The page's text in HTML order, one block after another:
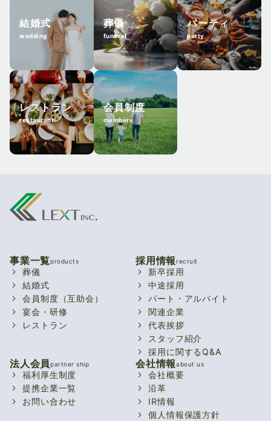
〒465-0058 名古屋市名東区貴船2-704
TEL 052-709-0004
愛昇殿レクストの杜 小幡
〒463-0011 名古屋市守山区小幡5-1-36
TEL 052-797-0004
愛昇殿レクストの杜 東別院
〒460-0021 名古屋市中区平和2-2-5
TEL 052-322-0004
TEL 052-889-0004
TEL 052-653-0004
愛昇殿レクストの杜 道徳
〒457-0841 名古屋市南区豊田4-6-26
TEL 052-692-0004
〒458-0801 名古屋市緑区鳴海町京田90
TEL 052-624-0004
愛昇殿レクストの杜 徳重平手
愛昇殿レクストの杜 津島
〒496-0048 津島市藤里町2-14
TEL 0567-27-0004
海南愛昇殿
〒498-0036 弥富市森津16-630−1
TEL 0567-66-1196
愛昇殿レクストの杜 蟹江
愛昇殿レクストの杜 甚目寺
〒490-1106 あま市中萱津燈明先5
愛昇殿レクストの杜 清須
〒452-0933 清須市西田中蓮池128
TEL 052-409-0404
愛昇殿レクストの杜 あま小路
〒490-1113 あま市小路1丁目6-6
TEL 052-441-0004
愛昇殿レクストの杜 春日井
〒486-0845 春日井市瑞穂通8-25-1
結婚式
wedding
葬儀
funeral
パーティ
party
レストラン
restaurant
会員制度
members
事業一覧products
葬儀
結婚式
会員制度（互助会）
宴会・研修
レストラン
採用情報recruit
新卒採用
中途採用
パート・アルバイト
関連企業
代表挨拶
スタッフ紹介
採用に関するQ&A
法人会員partner ship
福利厚生制度
提携企業一覧
お問い合わせ
会社情報about us
会社概要
沿革
IR情報
個人情報保護方針